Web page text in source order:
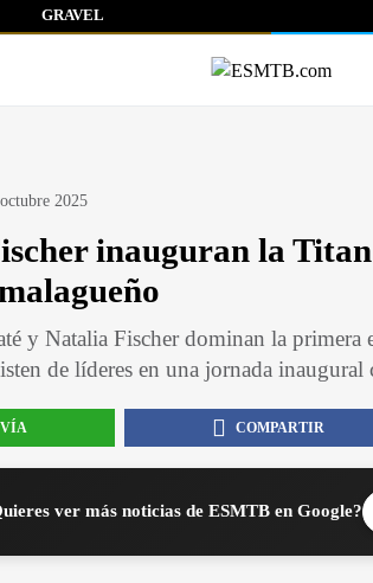
GRAVEL
2025
inauguran la
y Natalia Fischer dominan la primera
de líderes en una jornada inaugural
COMPARTIR
ver más noticias de ESMTB en Google?